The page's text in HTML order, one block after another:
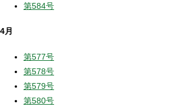
第584号
4月
第577号
第578号
第579号
第580号